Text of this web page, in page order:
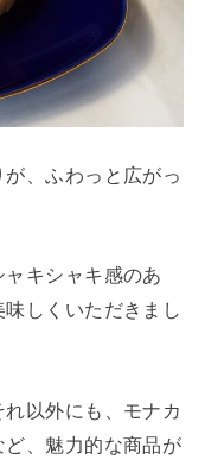
、ふわっと広がっ
キシャキ感のあ
しくいただきまし
以外にも、モナカ
、魅力的な商品が